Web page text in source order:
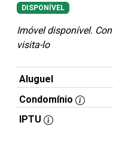
DISPONÍVEL
Imóvel disponível.
visita-lo
Aluguel
Condomínio
IPTU